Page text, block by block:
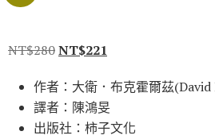
NT$280NT$221
作者：大衛．布克霍爾茲
譯者：陳鴻旻
出版社：柿子文化